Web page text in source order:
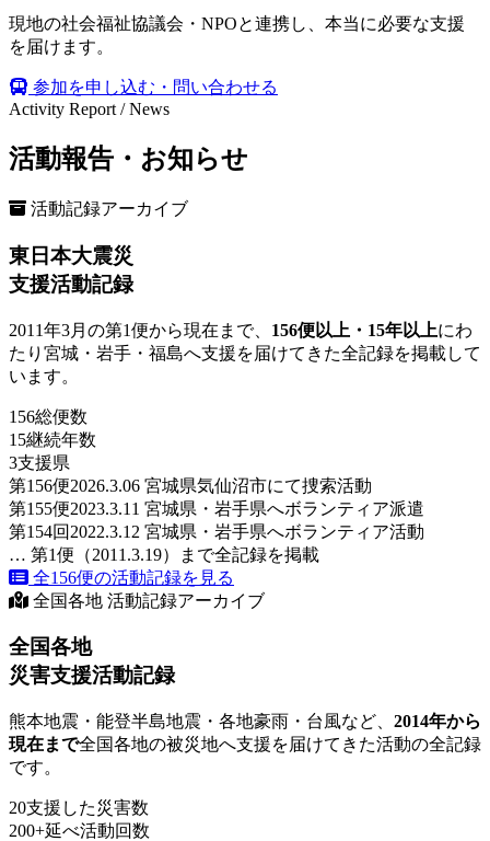
現地の社会福祉協議会・NPOと連携し、本当に必要な支援
を届けます。
参加を申し込む・問い合わせる
Activity Report / News
活動報告・お知らせ
活動記録アーカイブ
東日本大震災
支援活動記録
2011年3月の第1便から現在まで、 156便以上・15年以上にわ
たり宮城・岩手・福島へ支援を届けてきた全記録を掲載して
います。
156総便数
15継続年数
3支援県
第156便2026.3.06 宮城県気仙沼市にて捜索活動
第155便2023.3.11 宮城県・岩手県へボランティア派遣
第154回 2022.3.12 宮城県・岩手県へボランティア活動
… 第1便（2011.3.19）まで全記録を掲載
全156便の活動記録を見る
全国各地 活動記録アーカイブ
全国各地
災害支援活動記録
熊本地震・能登半島地震・各地豪雨・台風など、 2014年から
現在まで全国各地の被災地へ支援を届けてきた活動の全記録
です。
20支援した災害数
200+延べ活動回数